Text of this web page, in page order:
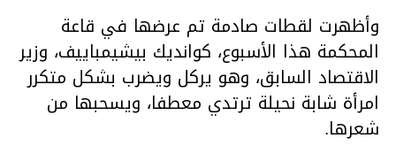
وأظهرت لقطات صادمة تم عرضها في قاعة
المحكمة هذا الأسبوع، كوانديك بيشيمباييف، وزير
الاقتصاد السابق، وهو يركل ويضرب بشكل متكرر
امرأة شابة نحيلة ترتدي معطفا، ويسحبها من
شعرها.